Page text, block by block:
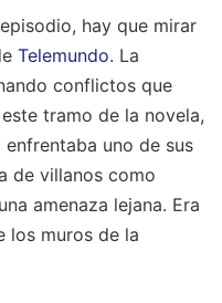
hay que mirar
Telemundo. La
conflictos que
tramo de la novela,
uno de sus
de villanos como
amenaza lejana. Era
los muros de la